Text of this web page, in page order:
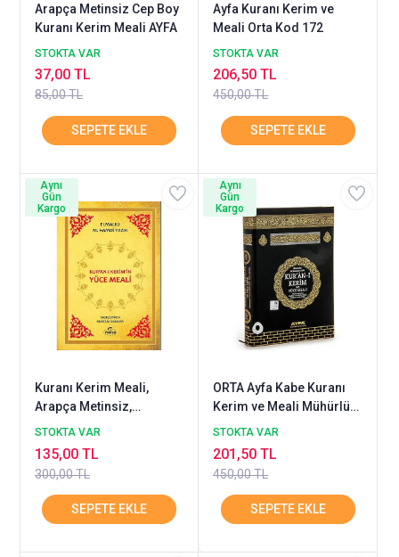
Arapça Metinsiz Cep Boy
Kuranı Kerim Meali AYFA
STOKTA VAR
85,00 TL
37,00 TL
Ayfa Kuranı Kerim ve
Meali Orta Kod 172
STOKTA VAR
450,00 TL
206,50 TL
Kuranı Kerim Meali,
Arapça Metinsiz,
Sadeleştirilmiş, 2.Hamur
STOKTA VAR
300,00 TL
135,00 TL
Aynı
Gün
Kargo
ORTA Ayfa Kabe Kuranı
Kerim ve Meali Mühürlü
Karekod Uygulamalı
STOKTA VAR
450,00 TL
201,50 TL
Aynı
Gün
Kargo